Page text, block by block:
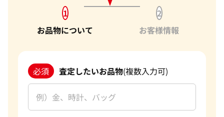
1
お品物について
2
お客様情報
必須 査定したいお品物(複数入力可)